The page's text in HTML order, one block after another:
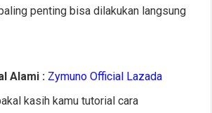
penting bisa dilakukan langsung
Alami : Zymuno Official Lazada
kasih kamu tutorial cara